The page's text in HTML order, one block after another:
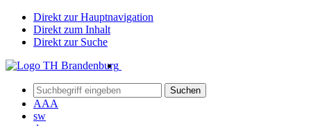
Direkt zur Hauptnavigation
Direkt zum Inhalt
Direkt zur Suche
Suchen
AAA
sw